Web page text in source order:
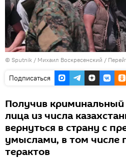
© Sputnik / Михаил Воскресенский /
Подписаться
Получив
лица из числа
вернуться в страну с
умыслами, в том числе
терактов